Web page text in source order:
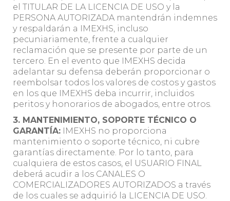
el TITULAR DE LA LICENCIA DE USO y la
PERSONA AUTORIZADA mantendrán indemnes
y respaldarán a IMEXHS, incluso
pecuniariamente, frente a cualquier
reclamación que se presente por parte de un
tercero. En el evento que IMEXHS decida
adelantar su defensa deberán proporcionar o
reembolsar todos los valores de costos y gastos
en los que IMEXHS deba incurrir, incluidos
peritos y honorarios de abogados, entre otros.
3. MANTENIMIENTO, SOPORTE TÉCNICO O
GARANTÍA: IMEXHS no proporciona
mantenimiento o soporte técnico, ni cubre
garantías directamente. Por lo tanto, para
cualquiera de estos casos, el USUARIO FINAL
deberá acudir a los CANALES O
COMERCIALIZADORES AUTORIZADOS a través
de los cuales se adquirió la LICENCIA DE USO.